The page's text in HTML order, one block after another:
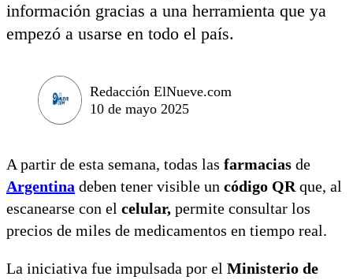
información gracias a una herramienta que ya
empezó a usarse en todo el país.
Redacción ElNueve.com
10 de mayo 2025
A partir de esta semana, todas las farmacias de
Argentina deben tener visible un código QR que, al
escanearse con el celular, permite consultar los
precios de miles de medicamentos en tiempo real.
La iniciativa fue impulsada por el Ministerio de